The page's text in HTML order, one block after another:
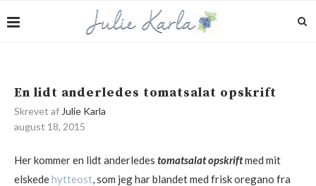
En lidt anderledes tomatsalat opskrift
Skrevet af Julie Karla
august 18, 2015
Her kommer en lidt anderledes tomatsalat opskriftmed mit
elskedehytteost, som jeg har blandet med frisk oregano fra